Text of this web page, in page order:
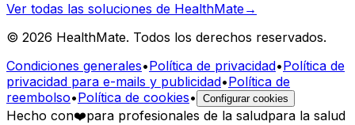
Ver todas las soluciones de HealthMate→
© 2026 HealthMate. Todos los derechos reservados.
Condiciones generales•Política de privacidad•Política de
privacidad para e-mails y publicidad•Política de
reembolso•Política de cookies• Configurar cookies
Hecho con❤️para profesionales de la saludpara la salud